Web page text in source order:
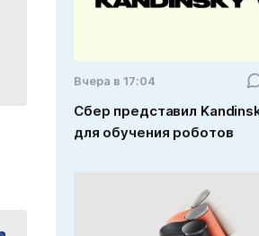
Вчера в 17:04
Сбер представил
для обучения роботов